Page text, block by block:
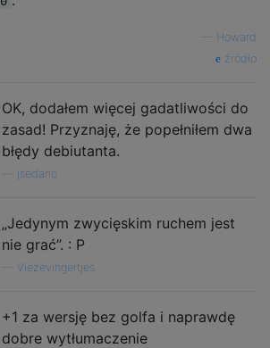
Howard
źródło
OK, dodałem więcej gadatliwości do
zasad! Przyznaję, że popełniłem dwa
błędy debiutanta.
jsedano
„Jedynym zwycięskim ruchem jest
nie grać”. : P
Viezevingertjes
+1 za wersję bez golfa i naprawdę
dobre wytłumaczenie